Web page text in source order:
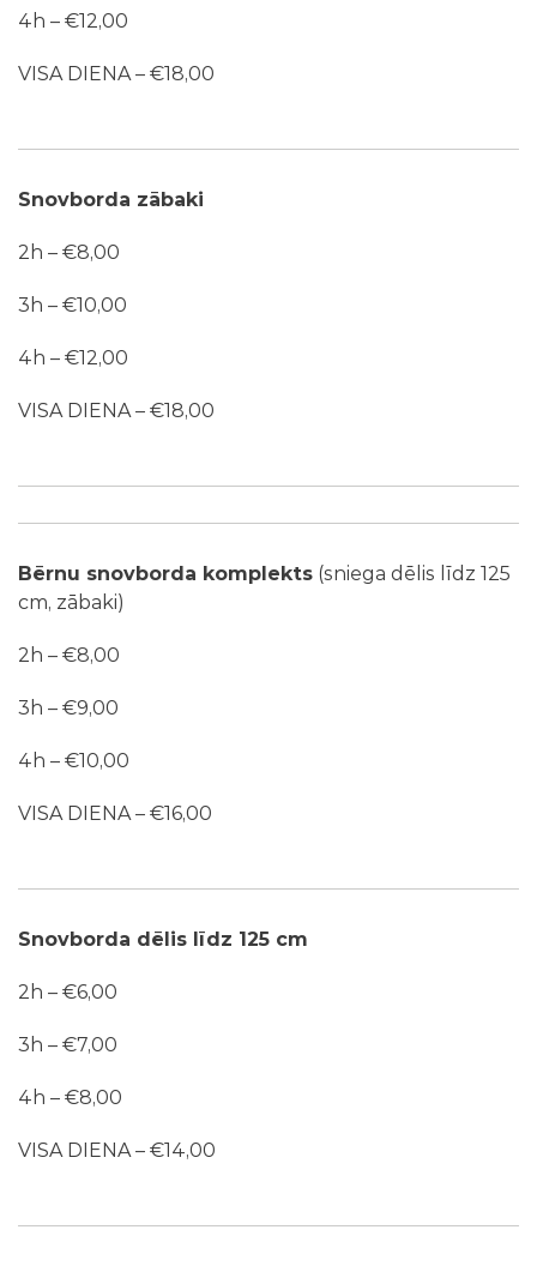
4h – €12,00
VISA DIENA – €18,00
Snovborda zābaki
2h – €8,00
3h – €10,00
4h – €12,00
VISA DIENA – €18,00
Bērnu snovborda komplekts (sniega dēlis līdz 125
cm, zābaki)
2h – €8,00
3h – €9,00
4h – €10,00
VISA DIENA – €16,00
Snovborda dēlis līdz 125 cm
2h – €6,00
3h – €7,00
4h – €8,00
VISA DIENA – €14,00